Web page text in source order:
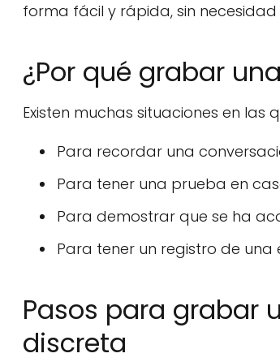
forma fácil y rápida, sin
¿Por qué grabar
Existen muchas situaciones en
Para recordar una
Para tener una prueba en
Para demostrar que se ha
Para tener un registro de
Pasos para grabar
discreta